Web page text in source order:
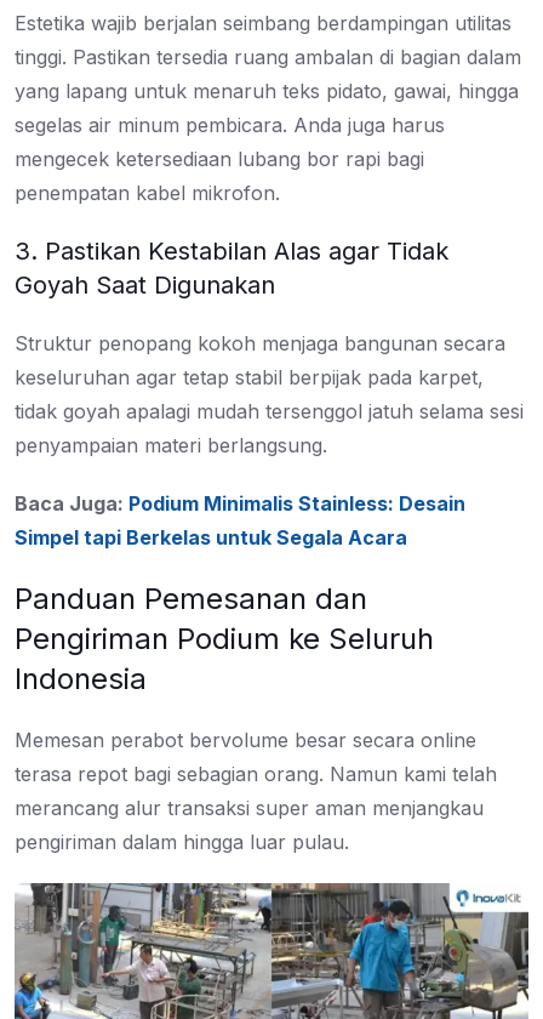
Estetika wajib berjalan seimbang berdampingan utilitas
tinggi. Pastikan tersedia ruang ambalan di bagian dalam
yang lapang untuk menaruh teks pidato, gawai, hingga
segelas air minum pembicara. Anda juga harus
mengecek ketersediaan lubang bor rapi bagi
penempatan kabel mikrofon.
3. Pastikan Kestabilan Alas agar Tidak
Goyah Saat Digunakan
Struktur penopang kokoh menjaga bangunan secara
keseluruhan agar tetap stabil berpijak pada karpet,
tidak goyah apalagi mudah tersenggol jatuh selama sesi
penyampaian materi berlangsung.
Baca Juga: Podium Minimalis Stainless: Desain
Simpel tapi Berkelas untuk Segala Acara
Panduan Pemesanan dan
Pengiriman Podium ke Seluruh
Indonesia
Memesan perabot bervolume besar secara online
terasa repot bagi sebagian orang. Namun kami telah
merancang alur transaksi super aman menjangkau
pengiriman dalam hingga luar pulau.